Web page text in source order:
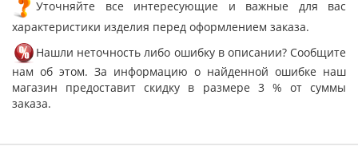
Уточняйте все интересующие и важные для вас
характеристики изделия перед оформлением заказа.
Нашли неточность либо ошибку в описании? Сообщите
нам об этом. За информацию о найденной ошибке наш
магазин предоставит скидку в размере 3 % от суммы
заказа.